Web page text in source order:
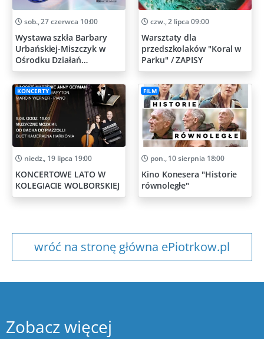
sob., 27 czerwca 10:00
Wystawa szkła Barbary
Urbańskiej-Miszczyk w
Ośrodku Działań
Artystycznych
czw., 2 lipca 09:00
Warsztaty dla
przedszkolaków "Koral w
Parku" / ZAPISY
KONCERTY
niedz., 19 lipca 19:00
KONCERTOWE LATO W
KOLEGIACIE WOLBORSKIEJ
FILM
pon., 10 sierpnia 18:00
Kino Konesera "Historie
równoległe"
wróć na stronę główna ePiotrkow.pl
Zobacz więcej